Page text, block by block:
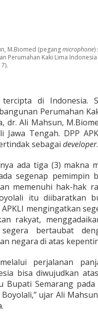
M.Biomed (pegangmicrophone)
Perumahan Kaki Lima
di Indonesia.
Perumahan
dr. Ali Mahsun,
Jawa Tengah. DPP
sebagai developer.
ada tiga (3) makna
segenap pemimpin
memenuhi hak-hak
itu diibaratkan
mengingatkan
rakyat,
bertaubat
negara di atas
perjalanan
bisa diwujudkan
Bupati Semarang
ujar Ali